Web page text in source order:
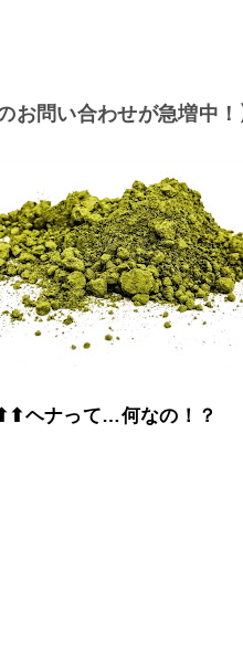
お問い合わせが急増中！
ヘナって…何なの！？